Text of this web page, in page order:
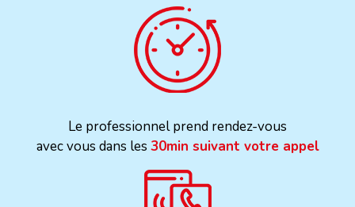
Le professionnel prend rendez-vous
avec vous dans les 30min suivant votre appel